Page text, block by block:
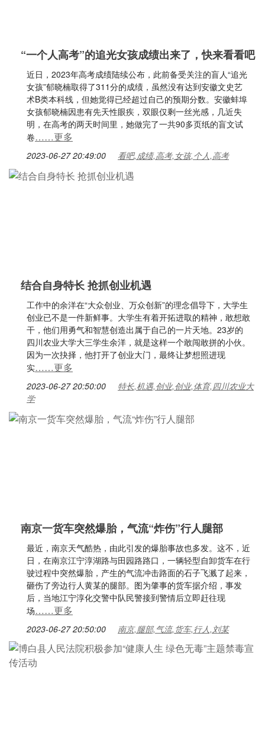
“一个人高考”的追光女孩成绩出来了，快来看看吧
近日，2023年高考成绩陆续公布，此前备受关注的盲人“追光
女孩”郁晓楠取得了311分的成绩，虽然没有达到安徽文史艺
术B类本科线，但她觉得已经超过自己的预期分数。安徽蚌埠
女孩郁晓楠因患有先天性眼疾，双眼仅剩一丝光感，几近失
明，在高考的两天时间里，她做完了一共90多页纸的盲文试
卷……更多
2023-06-27 20:49:00 看吧,成绩,高考,女孩,个人,高考
结合自身特长 抢抓创业机遇
工作中的余洋在“大众创业、万众创新”的理念倡导下，大学生
创业已不是一件新鲜事。大学生有着开拓进取的精神，敢想敢
干，他们用勇气和智慧创造出属于自己的一片天地。23岁的
四川农业大学大三学生余洋，就是这样一个敢闯敢拼的小伙。
因为一次抉择，他打开了创业大门，最终让梦想照进现
实……更多
2023-06-27 20:50:00
特长,机遇,创业,创业,体育,四川农业大
学
南京一货车突然爆胎，气流“炸伤”行人腿部
最近，南京天气酷热，由此引发的爆胎事故也多发。这不，近
日，在南京江宁淳湖路与田园路路口，一辆轻型自卸货车在行
驶过程中突然爆胎，产生的气流冲击路面的石子飞溅了起来，
砸伤了旁边行人黄某的腿部。图为肇事的货车据介绍，事发
后，当地江宁淳化交警中队民警接到警情后立即赶往现
场……更多
2023-06-27 20:50:00 南京,腿部,气流,货车,行人,刘某